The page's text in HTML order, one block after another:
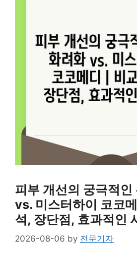
피부 개선의 궁극적
vs. 미스터하이 코코
석, 장단점, 효과적인
2026-08-06 by 전문기자